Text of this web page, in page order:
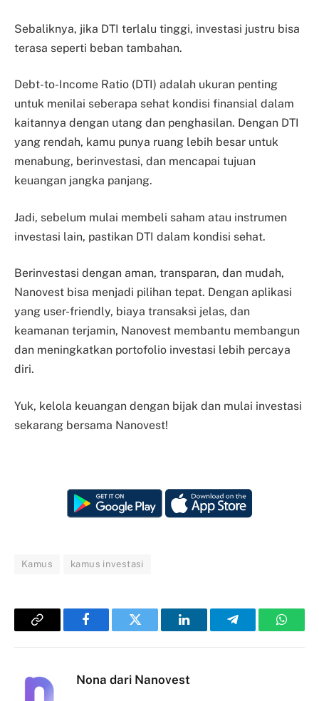
Sebaliknya, jika DTI terlalu tinggi, investasi justru bisa
terasa seperti beban tambahan.
Debt-to-Income Ratio (DTI) adalah ukuran penting
untuk menilai seberapa sehat kondisi finansial dalam
kaitannya dengan utang dan penghasilan. Dengan DTI
yang rendah, kamu punya ruang lebih besar untuk
menabung, berinvestasi, dan mencapai tujuan
keuangan jangka panjang.
Jadi, sebelum mulai membeli saham atau instrumen
investasi lain, pastikan DTI dalam kondisi sehat.
Berinvestasi dengan aman, transparan, dan mudah,
Nanovest bisa menjadi pilihan tepat. Dengan aplikasi
yang user-friendly, biaya transaksi jelas, dan
keamanan terjamin, Nanovest membantu membangun
dan meningkatkan portofolio investasi lebih percaya
diri.
Yuk, kelola keuangan dengan bijak dan mulai investasi
sekarang bersama Nanovest!
Kamus kamus investasi
Copy
FacebookTwitter LinkedInTelegram
Nona dari Nanovest